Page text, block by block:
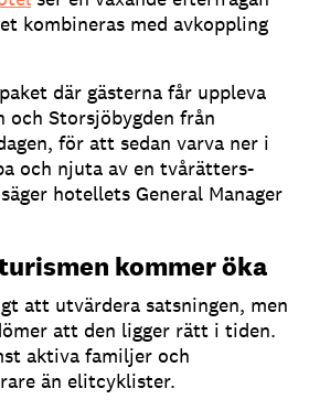
kombineras med avkoppling
där gästerna får uppleva
och Storsjöbygden från
för att sedan varva ner i
och njuta av en tvårätters-
hotellets General Manager
kommer öka
att utvärdera satsningen, men
att den ligger rätt i tiden.
aktiva familjer och
än elitcyklister.